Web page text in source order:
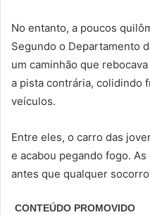
No entanto, a poucos
Segundo o Departamento
um caminhão que
a pista contrária, colidindo
veículos.
Entre eles, o carro das
e acabou pegando fogo.
antes que qualquer